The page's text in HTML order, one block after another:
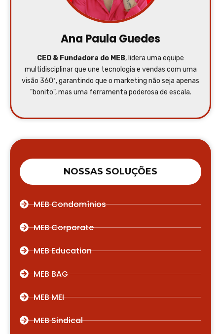
Ana Paula Guedes
CEO & Fundadora do MEB, lidera uma equipe
multidisciplinar que une tecnologia e vendas com uma
visão 360º, garantindo que o marketing não seja apenas
"bonito", mas uma ferramenta poderosa de escala.
NOSSAS SOLUÇÕES
MEB Condomínios
MEB Corporate
MEB Education
MEB BAG
MEB MEI
MEB Sindical